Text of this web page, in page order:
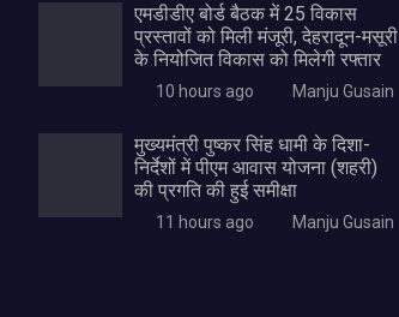
एमडीडीए बोर्ड बैठक में 25 विकास
प्रस्तावों को मिली मंजूरी, देहरादून-मसूरी
के नियोजित विकास को मिलेगी रफ्तार
10 hours ago Manju Gusain
मुख्यमंत्री पुष्कर सिंह धामी के दिशा-
निर्देशों में पीएम आवास योजना (शहरी)
की प्रगति की हुई समीक्षा
11 hours ago Manju Gusain